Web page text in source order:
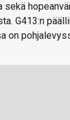
G413:n
on